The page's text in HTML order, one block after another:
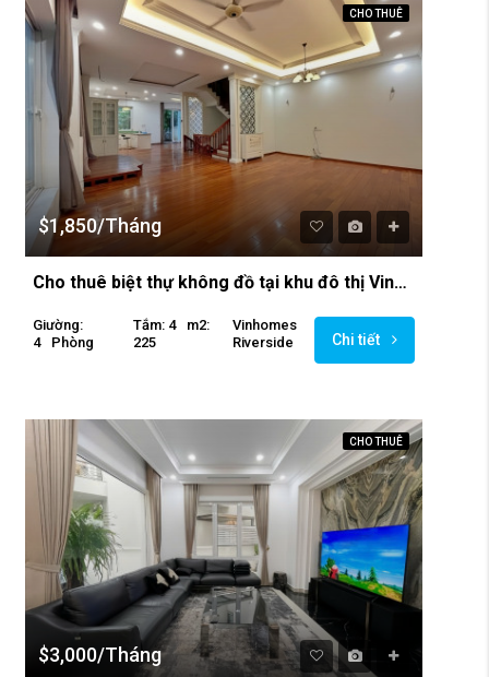
CHO THUÊ
$1,850/Tháng
Cho thuê biệt thự không đồ tại khu đô thị Vinhomes Riverside
Giường:
4
Phòng
Tắm: 4
M2:
225
Vinhomes
Riverside
Chi tiết
CHO THUÊ
$3,000/Tháng